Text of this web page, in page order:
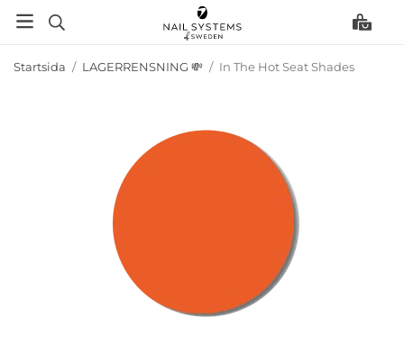
Startsida / LAGERRENSNING 💸 / In The Hot Seat Shades